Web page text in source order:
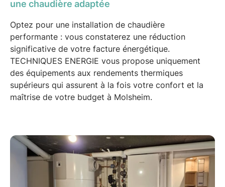
une chaudière adaptée
Optez pour une installation de chaudière
performante : vous constaterez une réduction
significative de votre facture énergétique.
TECHNIQUES ENERGIE vous propose uniquement
des équipements aux rendements thermiques
supérieurs qui assurent à la fois votre confort et la
maîtrise de votre budget à Molsheim.